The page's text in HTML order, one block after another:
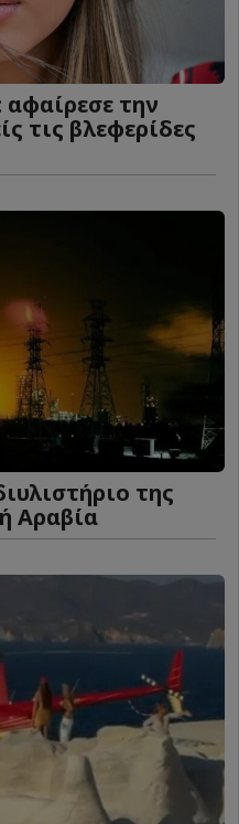
την
τις βλεφερίδες
της
Αραβία